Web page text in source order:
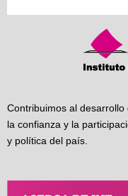
Contribuimos al
la confianza y la
y política del país.